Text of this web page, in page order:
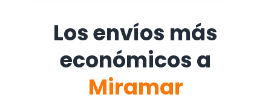
Los envíos más
económicos a
Miramar